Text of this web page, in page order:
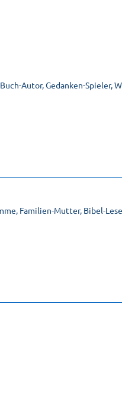
Autor, Gedanken-Spieler,
Familien-Mutter, Bibel-